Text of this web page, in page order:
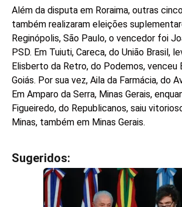
Além da disputa em Roraima, outras
também realizaram eleições
Reginópolis, São Paulo, o vencedor foi
PSD. Em Tuiuti, Careca, do União Brasil,
Elisberto da Retro, do Podemos, venceu
Goiás. Por sua vez, Aila da Farmácia, do
Em Amparo da Serra, Minas Gerais,
Figueiredo, do Republicanos, saiu
Minas, também em Minas Gerais.
Sugeridos: